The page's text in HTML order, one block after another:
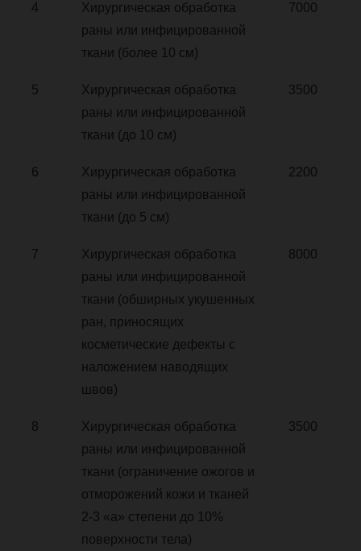
4
Хирургическая обработка
раны или инфицированной
ткани (более 10 см)
7000
5
Хирургическая обработка
раны или инфицированной
ткани (до 10 см)
3500
6
Хирургическая обработка
раны или инфицированной
ткани (до 5 см)
2200
7
Хирургическая обработка
раны или инфицированной
ткани (обширных укушенных
ран, приносящих
косметические дефекты с
наложением наводящих
швов)
8000
8
Хирургическая обработка
раны или инфицированной
ткани (ограничение ожогов и
отморожений кожи и тканей
2-3 «а» степени до 10%
поверхности тела)
3500